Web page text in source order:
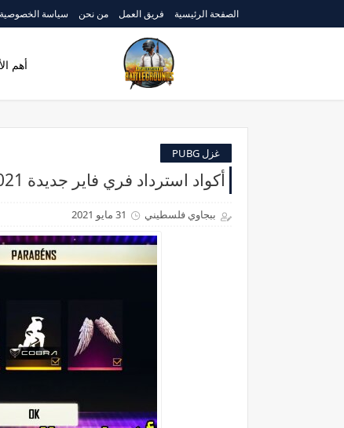
الصفحة الرئيسية فريق العمل من نحن سياسة الخصوصية
أهم
غزل PUBG
أكواد استرداد فري فاير جديدة 2021 سيرفر الشرق الأوسط
ببجاوي فلسطيني 31 مايو 2021